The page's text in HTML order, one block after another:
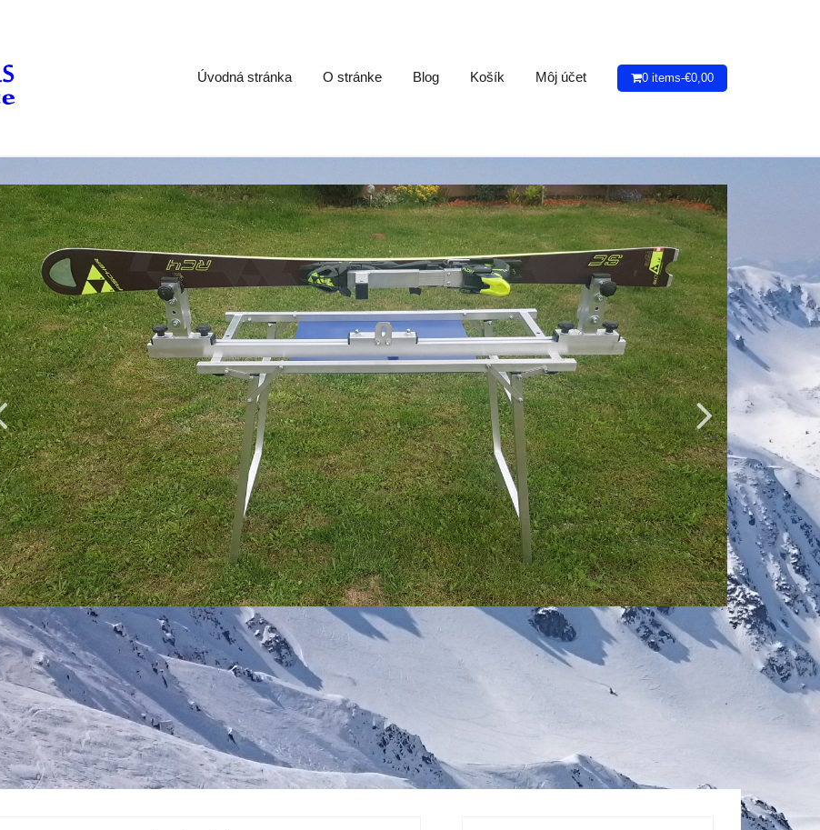
Úvodná stránka O stránke Blog Košík Môj účet 0 items-€0,00